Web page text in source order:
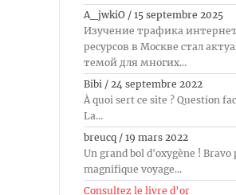
A_jwkiO / 15 septembre 2025
Изучение трафика
ресурсов в Москве стал
темой для многих...
Bibi / 24 septembre 2022
À quoi sert ce site ? Question
La...
breucq / 19 mars 2022
Un grand bol d'oxygène ! Bravo
magnifique voyage...
Consultez le livre d’or